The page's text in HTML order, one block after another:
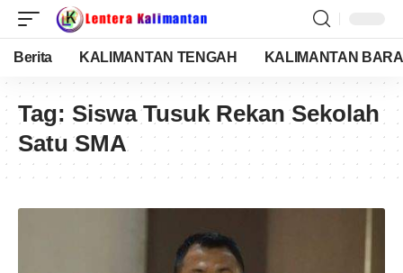
Berita KALIMANTAN TENGAH KALIMANTAN
Tag: Siswa Tusuk Rekan Sekolah
Satu SMA